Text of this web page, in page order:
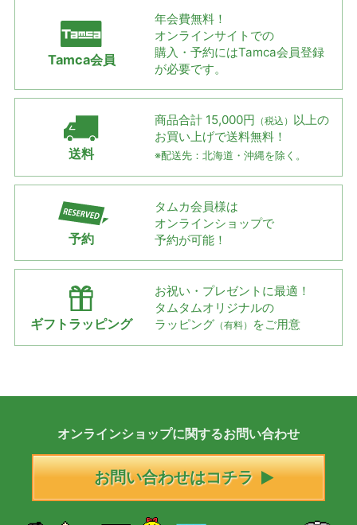
Tamca会員
年会費無料！
オンラインサイトでの
購入・予約にはTamca会員登録
が必要です。
送料
商品合計 15,000円 （税込） 以上の
お買い上げで送料無料！
※配送先：北海道・沖縄を除く。
予約
タムカ会員様は
オンラインショップで
予約が可能！
ギフトラッピング
お祝い・プレゼントに最適！
タムタムオリジナルの
ラッピング （有料） をご用意
オンラインショップに関するお問い合わせ
お問い合わせはコチラ